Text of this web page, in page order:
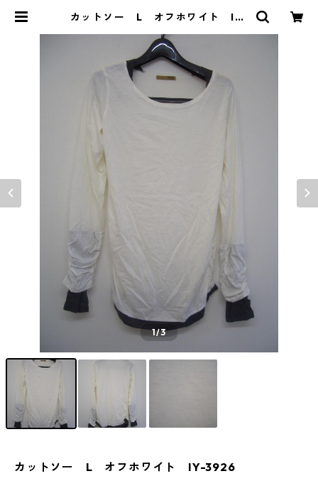
カットソー L オフホワイト IY-
1/3
カットソー L オフホワイト IY-3926